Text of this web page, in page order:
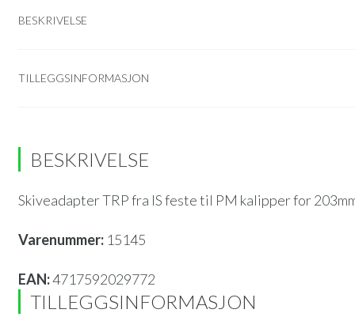
BESKRIVELSE
TILLEGGSINFORMASJON
BESKRIVELSE
Skiveadapter TRP fra IS feste til PM kalipper for
Varenummer:15145
EAN:4717592029772
TILLEGGSINFORMASJON